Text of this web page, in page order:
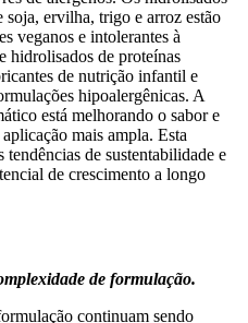
soja, ervilha, trigo e arroz estão
veganos e intolerantes à
hidrolisados ​​de proteínas
de nutrição infantil e
hipoalergênicas. A
está melhorando o sabor e
mais ampla. Esta
de sustentabilidade e
de crescimento a longo
de formulação.
continuam sendo